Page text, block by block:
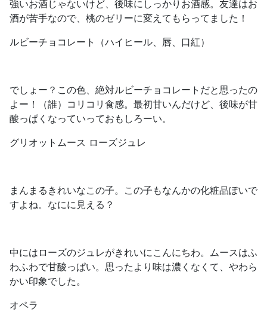
強いお酒じゃないけど、後味にしっかりお酒感。友達はお
酒が苦手なので、桃のゼリーに変えてもらってました！
ルビーチョコレート（ハイヒール、唇、口紅）
でしょー？この色、絶対ルビーチョコレートだと思ったの
よー！（誰）コリコリ食感。最初甘いんだけど、後味が甘
酸っぱくなっていっておもしろーい。
グリオットムース ローズジュレ
まんまるきれいなこの子。この子もなんかの化粧品ぽいで
すよね。なにに見える？
中にはローズのジュレがきれいにこんにちわ。ムースはふ
わふわで甘酸っぱい。思ったより味は濃くなくて、やわら
かい印象でした。
オペラ